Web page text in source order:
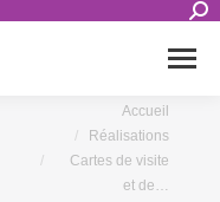
Vous êtes ici :Accueil
Réalisations
Cartes de visite
et de…